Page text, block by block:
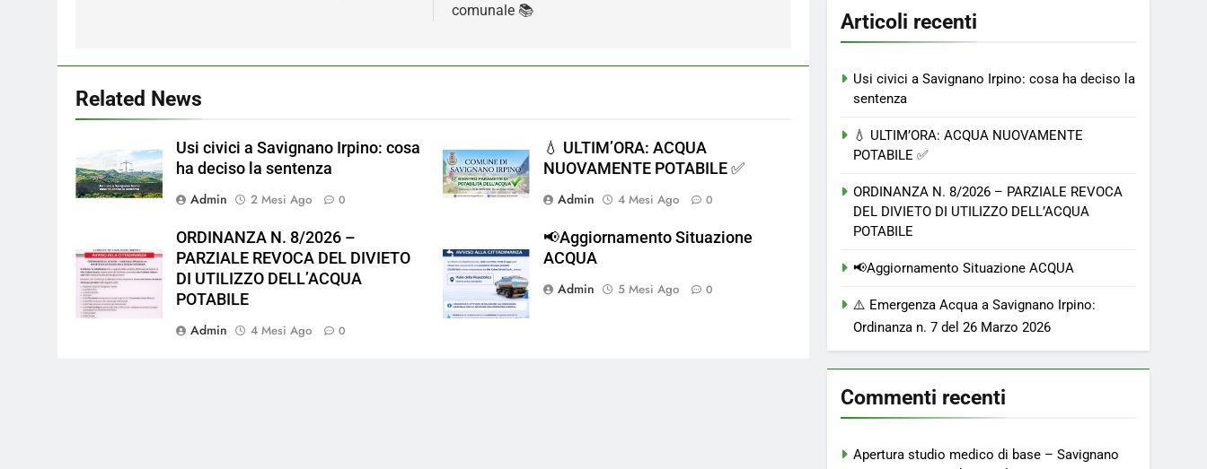
comunale 📚
Related News
Usi civici a Savignano Irpino: cosa
ha deciso la sentenza
Admin
2 Mesi Ago 0
💧 ULTIM’ORA: ACQUA
NUOVAMENTE POTABILE ✅
Admin
4 Mesi Ago 0
ORDINANZA N. 8/2026 –
PARZIALE REVOCA DEL DIVIETO
DI UTILIZZO DELL’ACQUA
POTABILE
Admin
4 Mesi Ago 0
📢Aggiornamento Situazione
ACQUA
Admin
5 Mesi Ago 0
Articoli recenti
Usi civici a Savignano Irpino: cosa ha deciso la
sentenza
💧 ULTIM’ORA: ACQUA NUOVAMENTE
POTABILE ✅
ORDINANZA N. 8/2026 – PARZIALE REVOCA
DEL DIVIETO DI UTILIZZO DELL’ACQUA
POTABILE
📢Aggiornamento Situazione ACQUA
⚠️ Emergenza Acqua a Savignano Irpino:
Ordinanza n. 7 del 26 Marzo 2026
Commenti recenti
Apertura studio medico di base – Savignano